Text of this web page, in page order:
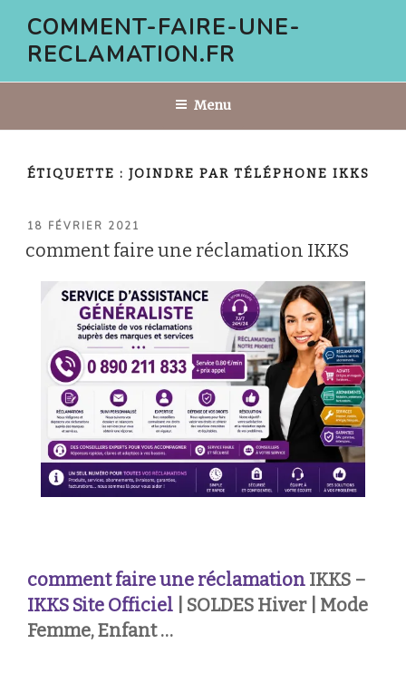
contenu
COMMENT-FAIRE-UNE-
RECLAMATION.FR
Menu
ÉTIQUETTE : JOINDRE PAR TÉLÉPHONE IKKS
PUBLIÉ
18 FÉVRIER 2021
comment faire une réclamation IKKS
comment faire une réclamation IKKS –
IKKS Site Officiel | SOLDES Hiver | Mode
Femme, Enfant …